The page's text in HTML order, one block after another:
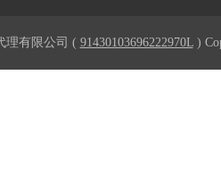
理有限公司 ( 91430103696222970L)